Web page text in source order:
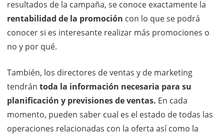
resultados de la campaña, se conoce exactamente la
rentabilidad de la promoción con lo que se podrá
conocer si es interesante realizar más promociones o
no y por qué.
También, los directores de ventas y de marketing
tendrán toda la información necesaria para su
planificación y previsiones de ventas. En cada
momento, pueden saber cual es el estado de todas las
operaciones relacionadas con la oferta así como la